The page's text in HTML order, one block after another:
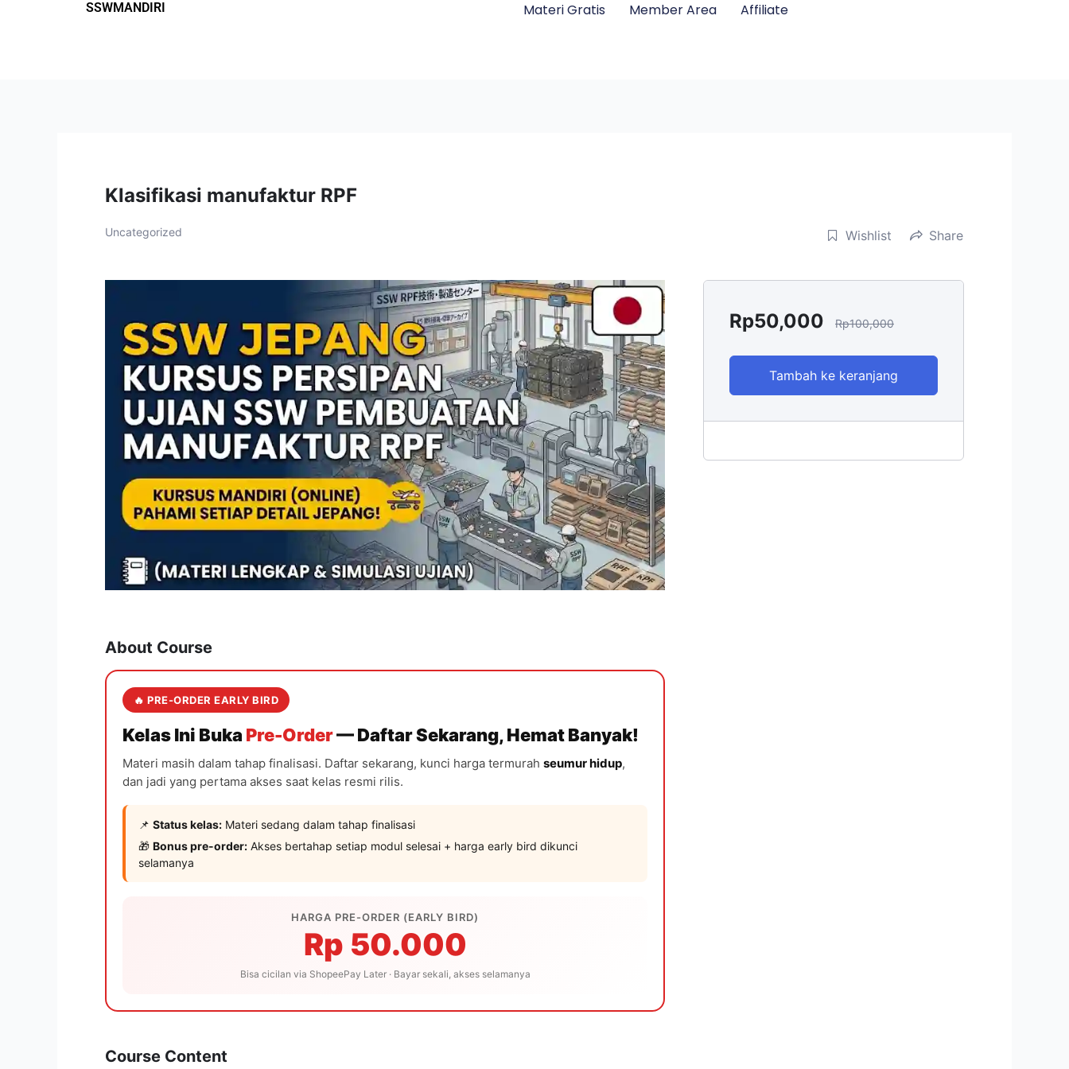
SSWMANDIRI Materi Gratis Member Area Affiliate
Klasifikasi manufaktur RPF
Uncategorized Wishlist Share
About Course
🔥 PRE-ORDER EARLY BIRD
Kelas Ini Buka Pre-Order— Daftar Sekarang, Hemat Banyak!
Materi masih dalam tahap finalisasi. Daftar sekarang, kunci harga termurah seumur hidup,
dan jadi yang pertama akses saat kelas resmi rilis.
📌 Status kelas: Materi sedang dalam tahap finalisasi
🎁 Bonus pre-order: Akses bertahap setiap modul selesai + harga early bird dikunci
selamanya
HARGA PRE-ORDER (EARLY BIRD)
Rp 50.000
Bisa cicilan via ShopeePay Later · Bayar sekali, akses selamanya
Course Content
Rp50,000 Rp100,000
Tambah ke keranjang